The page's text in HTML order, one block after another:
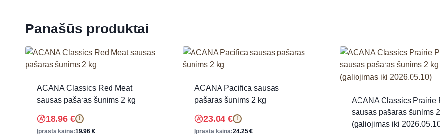
Panašūs produktai
ACANA Classics Red Meat
sausas pašaras šunims 2 kg
18.96 € !
Įprasta kaina:19.96 €
ACANA Pacifica sausas
pašaras šunims 2 kg
23.04 € !
Įprasta kaina:24.25 €
ACANA Classics Prairie
sausas pašaras šunims
(galiojimas iki